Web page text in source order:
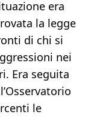
era
la legge
di chi si
nei
Era seguita
le